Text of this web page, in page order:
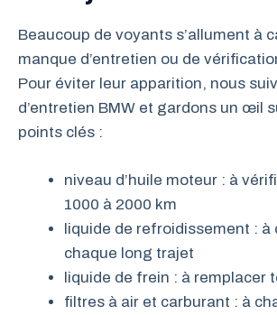
Beaucoup de voyants s’allument à
manque d’entretien ou de
Pour éviter leur apparition, nous
d’entretien BMW et gardons un œil
points clés :
niveau d’huile moteur : à
1000 à 2000 km
liquide de refroidissement : à
chaque long trajet
liquide de frein : à remplacer
filtres à air et carburant : à